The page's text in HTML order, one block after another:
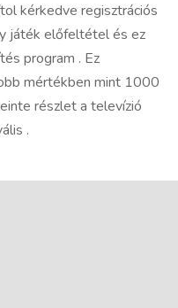
kérkedve regisztrációs
játék előfeltétel és ez
program . Ez
mértékben mint 1000
részlet a televízió
.